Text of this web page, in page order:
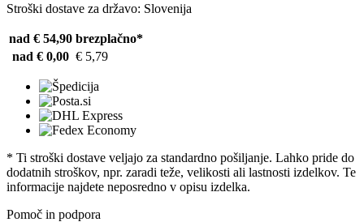
Stroški dostave za državo: Slovenija
nad € 54,90 brezplačno*
nad € 0,00 € 5,79
* Ti stroški dostave veljajo za standardno pošiljanje. Lahko pride do
dodatnih stroškov, npr. zaradi teže, velikosti ali lastnosti izdelkov. Te
informacije najdete neposredno v opisu izdelka.
Pomoč in podpora